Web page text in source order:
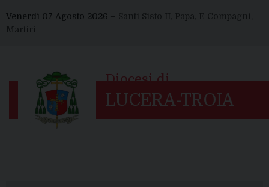
to
content
Venerdì 07 Agosto 2026 – Santi Sisto II, Papa, E Compagni,
Martiri